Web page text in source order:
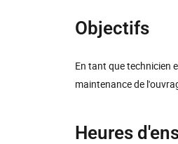
Objectifs
En tant que technicien
maintenance de
Heures